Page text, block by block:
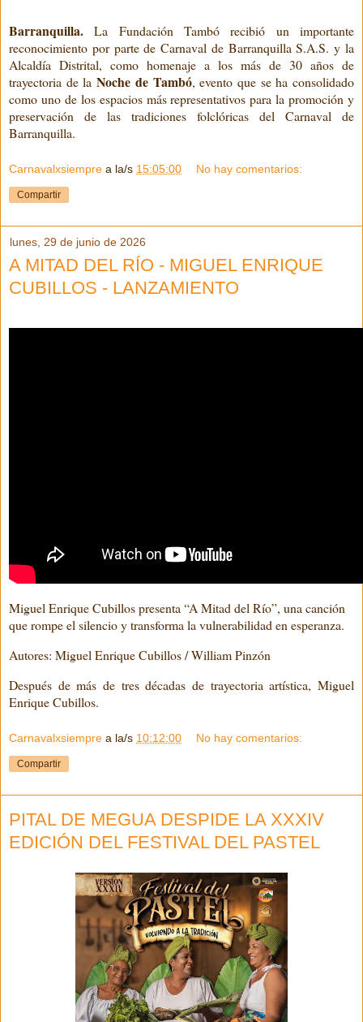
Barranquilla. La Fundación Tambó recibió un importante
reconocimiento por parte de Carnaval de Barranquilla S.A.S. y la
Alcaldía Distrital, como homenaje a los más de 30 años de
trayectoria de laNoche de Tambó, evento que se ha consolidado
como uno de los espacios más representativos para la promoción y
preservación de las tradiciones folclóricas del Carnaval de
Barranquilla.
Carnavalxsiempre a la/s 15:05:00 No hay comentarios:
Compartir
lunes, 29 de junio de 2026
A MITAD DEL RÍO - MIGUEL ENRIQUE
CUBILLOS - LANZAMIENTO
Miguel Enrique Cubillos presenta “A Mitad del Río”, una canción
que rompe el silencio y transforma la vulnerabilidad en esperanza.
Autores: Miguel Enrique Cubillos / William Pinzón
Después de más de tres décadas de trayectoria artística, Miguel
Enrique Cubillos.
Carnavalxsiempre a la/s 10:12:00 No hay comentarios:
Compartir
PITAL DE MEGUA DESPIDE LA XXXIV
EDICIÓN DEL FESTIVAL DEL PASTEL